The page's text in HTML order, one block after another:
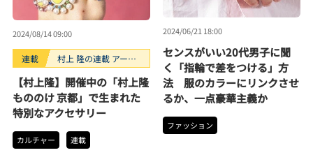
2024/08/14 09:00
連載
村上 隆の連載 アーテ
【村上隆】開催中の「村上隆
もののけ 京都」で生まれた
特別なアクセサリー
カルチャー 連載
2024/06/21 18:00
センスがいい20代男子に聞
く「指輪で差をつける」方
法 服のカラーにリンクさせ
るか、一点豪華主義か
ファッション